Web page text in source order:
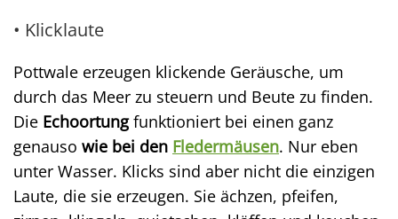
• Klicklaute
Pottwale erzeugen klickende Geräusche, um
durch das Meer zu steuern und Beute zu finden.
Die Echoortungfunktioniert bei einen ganz
genauso wie bei den Fledermäusen. Nur eben
unter Wasser. Klicks sind aber nicht die einzigen
Laute, die sie erzeugen. Sie ächzen, pfeifen,